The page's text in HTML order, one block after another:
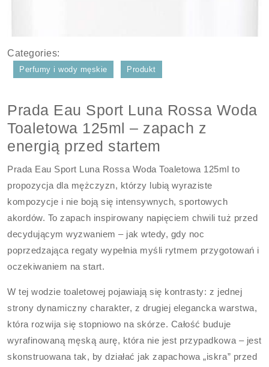
Categories:
Perfumy i wody męskie Produkt
Prada Eau Sport Luna Rossa Woda
Toaletowa 125ml – zapach z
energią przed startem
Prada Eau Sport Luna Rossa Woda Toaletowa 125ml to
propozycja dla mężczyzn, którzy lubią wyraziste
kompozycje i nie boją się intensywnych, sportowych
akordów. To zapach inspirowany napięciem chwili tuż przed
decydującym wyzwaniem – jak wtedy, gdy noc
poprzedzająca regaty wypełnia myśli rytmem przygotowań i
oczekiwaniem na start.
W tej wodzie toaletowej pojawiają się kontrasty: z jednej
strony dynamiczny charakter, z drugiej elegancka warstwa,
która rozwija się stopniowo na skórze. Całość buduje
wyrafinowaną męską aurę, która nie jest przypadkowa – jest
skonstruowana tak, by działać jak zapachowa „iskra” przed